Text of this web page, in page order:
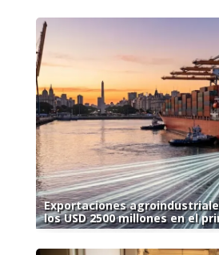
Exportaciones
los USD 2500 millones en el